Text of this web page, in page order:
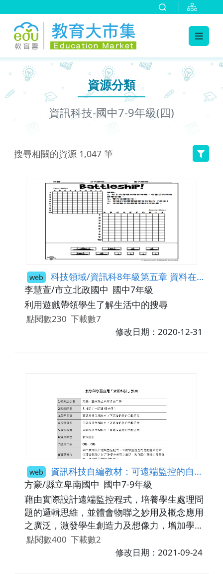
資源分類
資訊科技-國中7-9年級(四)
搜尋相關的資源 1,047 筆
web 科技領域/資訊科8年級第五章 資料在哪兒-搜尋演算法-battle ship遊戲的搜尋
李慧萱/市立北政國中 國中7年級
利用遊戲帶領學生了解生活中的搜尋
點閱數230 下載數7
修改日期：2020-12-31
web 資訊科技自編教材：可遠端監控的自動盆栽
方豪/縣立卑南國中 國中7-9年級
藉由實際設計遠端監控程式，培養學生處理問
題的邏輯思維，並體會物聯之妙用及概念應用
之廣泛，激發學生創造力及想像力，增加學習
的樂趣與成就。
點閱數400 下載數2
修改日期：2021-09-24